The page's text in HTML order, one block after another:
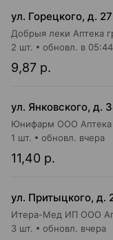
ул. Горецкого, д.
9,87 р.
2 шт. обновл. в 05:44
ул. Янковского, д.
Юнифарм ООО
11,40 р.
1 шт. обновл. вчера
ул. Притыцкого, д.
Итера-Мед ИП ООО
3 шт. обновл. вчера